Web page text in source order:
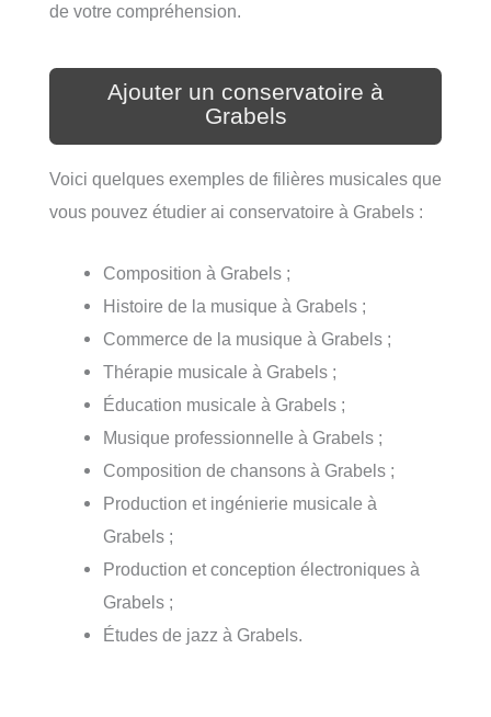
de votre compréhension.
Ajouter un conservatoire à
Grabels
Voici quelques exemples de filières musicales que
vous pouvez étudier ai conservatoire à Grabels :
Composition à Grabels ;
Histoire de la musique à Grabels ;
Commerce de la musique à Grabels ;
Thérapie musicale à Grabels ;
Éducation musicale à Grabels ;
Musique professionnelle à Grabels ;
Composition de chansons à Grabels ;
Production et ingénierie musicale à
Grabels ;
Production et conception électroniques à
Grabels ;
Études de jazz à Grabels.